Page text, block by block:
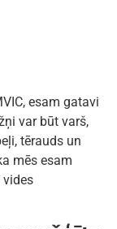
esam gatavi
var būt varš,
tērauds un
mēs esam
vides